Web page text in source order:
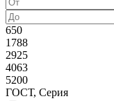
650
1788
2925
4063
5200
ГОСТ, Серия